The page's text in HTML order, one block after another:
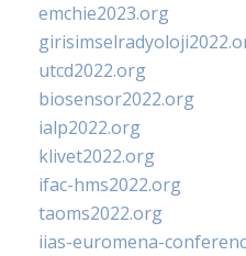
emchie2023.org
utcd2022.org
biosensor2022.org
ialp2022.org
klivet2022.org
ifac-hms2022.org
taoms2022.org
iias-euromena-